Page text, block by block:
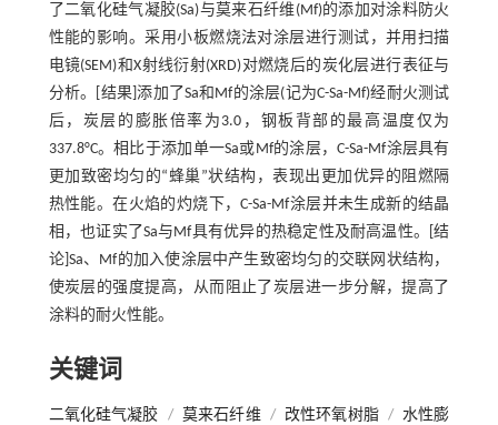
了二氧化硅气凝胶(Sa)与莫来石纤维(Mf)的添加对涂料防火
性能的影响。采用小板燃烧法对涂层进行测试，并用扫描
电镜(SEM)和X射线衍射(XRD)对燃烧后的炭化层进行表征与
分析。[结果]添加了Sa和Mf的涂层(记为C-Sa-Mf)经耐火测试
后，炭层的膨胀倍率为3.0，钢板背部的最高温度仅为
337.8°C。相比于添加单一Sa或Mf的涂层，C-Sa-Mf涂层具有
更加致密均匀的“蜂巢”状结构，表现出更加优异的阻燃隔
热性能。在火焰的灼烧下，C-Sa-Mf涂层并未生成新的结晶
相，也证实了Sa与Mf具有优异的热稳定性及耐高温性。[结
论]Sa、Mf的加入使涂层中产生致密均匀的交联网状结构，
使炭层的强度提高，从而阻止了炭层进一步分解，提高了
涂料的耐火性能。
关键词
二氧化硅气凝胶 / 莫来石纤维 / 改性环氧树脂 / 水性膨